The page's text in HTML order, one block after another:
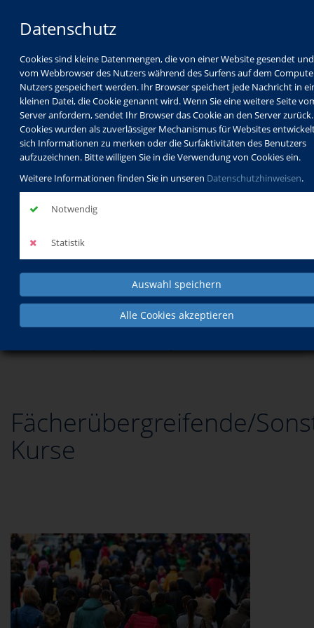
Datenschutz
Cookies sind kleine Datenmengen, die von einer Website gesendet und
vom Webbrowser des Nutzers während des Surfens auf dem
Nutzers gespeichert werden. Ihr Browser speichert jede Nachricht in
kleinen Datei, die Cookie genannt wird. Wenn Sie eine weitere Seite
Server anfordern, sendet Ihr Browser das Cookie an den Server zurück.
Cookies wurden als zuverlässiger Mechanismus für Websites
sich Informationen zu merken oder die Surfaktivitäten des Benutzers
aufzuzeichnen. Bitte willigen Sie in die Verwendung von Cookies ein.
Weitere Informationen finden Sie in unseren Datenschutzhinweisen.
Notwendig
Statistik
Auswahl speichern
Alle Cookies akzeptieren
Programm
Gesellschaft
Fächerübergreifende/
Kurse